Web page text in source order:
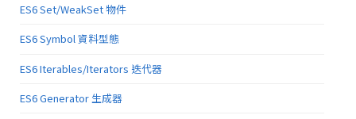
ES6 Set/WeakSet 物件
ES6 Symbol 資料型態
ES6 Iterables/Iterators 迭代器
ES6 Generator 生成器